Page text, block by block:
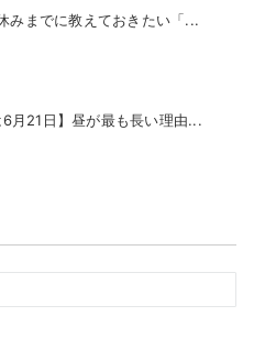
みまでに教えておきたい「...
6月21日】昼が最も長い理由...